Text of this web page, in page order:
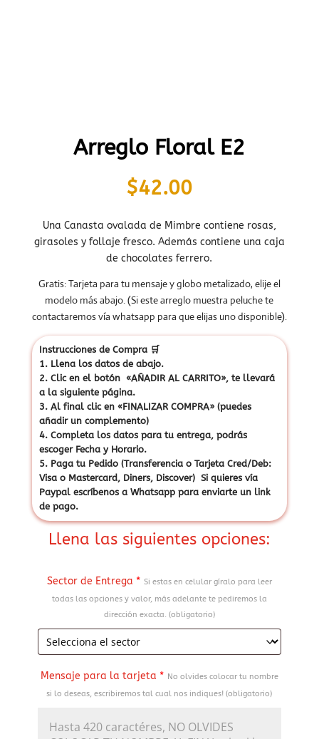
Arreglo Floral E2
$42.00
Una Canasta ovalada de Mimbre contiene rosas,
girasoles y follaje fresco. Además contiene una caja
de chocolates ferrero.
Gratis: Tarjeta para tu mensaje y globo metalizado, elije el
modelo más abajo. (Si este arreglo muestra peluche te
contactaremos vía whatsapp para que elijas uno disponible).
Instrucciones de Compra 🛒
1. Llena los datos de abajo.
2. Clic en el botón «AÑADIR AL CARRITO», te llevará
a la siguiente página.
3. Al final clic en «FINALIZAR COMPRA» (puedes
añadir un complemento)
4. Completa los datos para tu entrega, podrás
escoger Fecha y Horario.
5. Paga tu Pedido (Transferencia o Tarjeta Cred/Deb:
Visa o Mastercard, Diners, Discover) Si quieres vía
Paypal escríbenos a Whatsapp para enviarte un link
de pago.
Llena las siguientes opciones:
Sector de Entrega * Si estas en celular gíralo para leer
todas las opciones y valor, más adelante te pediremos la
dirección exacta. (obligatorio)
Mensaje para la tarjeta * No olvides colocar tu nombre
si lo deseas, escribiremos tal cual nos indiques! (obligatorio)